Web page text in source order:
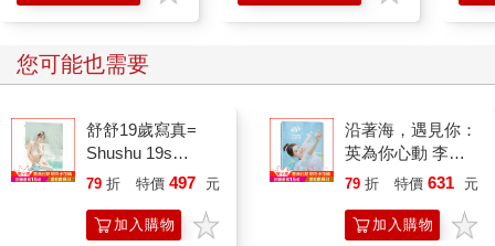
您可能也需要
舒舒19歲寫真=
Shushu 19s
photography
79 折 特價 497 元
加入購物
沿著海，遇見你：
英為你心動 李雅
英1st台灣感性紙
79 折 特價 631 元
加入購物